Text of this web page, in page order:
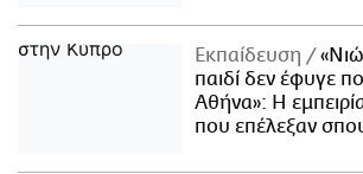
Εκπαίδευση
παιδί δεν έφυγε
Αθήνα»: Η
που επέλεξαν